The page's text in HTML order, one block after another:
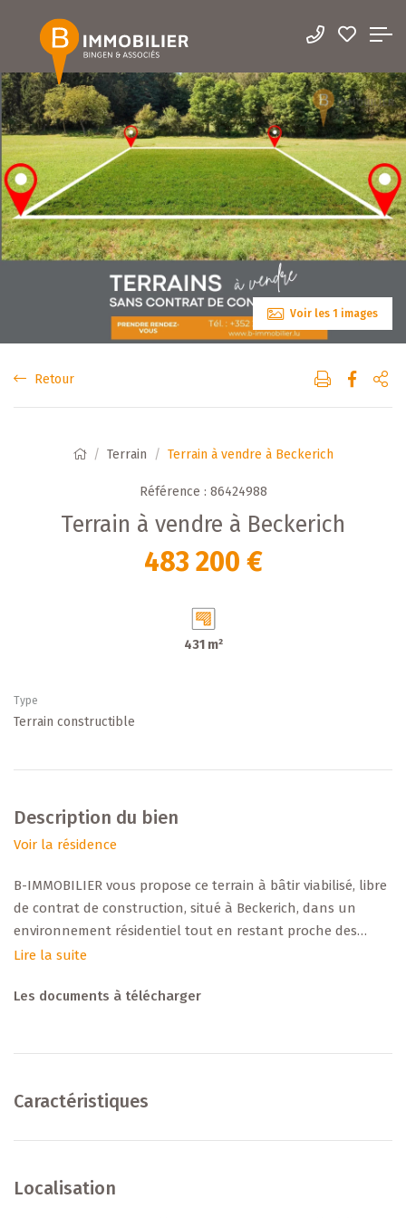
Voir les 1 images
Retour
Terrain Terrain à vendre à Beckerich
Référence : 86424988
Terrain à vendre à Beckerich
483 200 €
431 m²
Type
Terrain constructible
Description du bien
Voir la résidence
B-IMMOBILIER vous propose ce terrain à bâtir viabilisé, libre
de contrat de construction, situé à Beckerich, dans un
environnement résidentiel tout en restant proche des
commodités (écoles, commerces, transports, axes routiers).
+++ Données principales +++
Type : terrain constructible viabilisé
Superficie: ± 6,04 ares
Raccordements : eau, électricité, télécom, canalisation
Lire la suite
Les documents à télécharger
Caractéristiques
Localisation